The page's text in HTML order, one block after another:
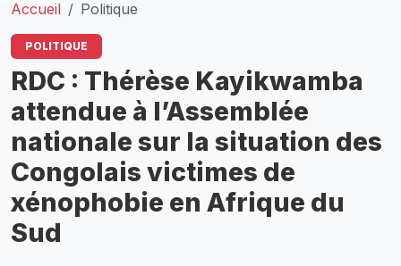
Accueil Politique
POLITIQUE
RDC : Thérèse Kayikwamba
attendue à l’Assemblée
nationale sur la situation des
Congolais victimes de
xénophobie en Afrique du
Sud